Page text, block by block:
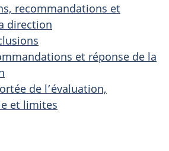
recommandations et
direction
et réponse de la
de l’évaluation,
et limites